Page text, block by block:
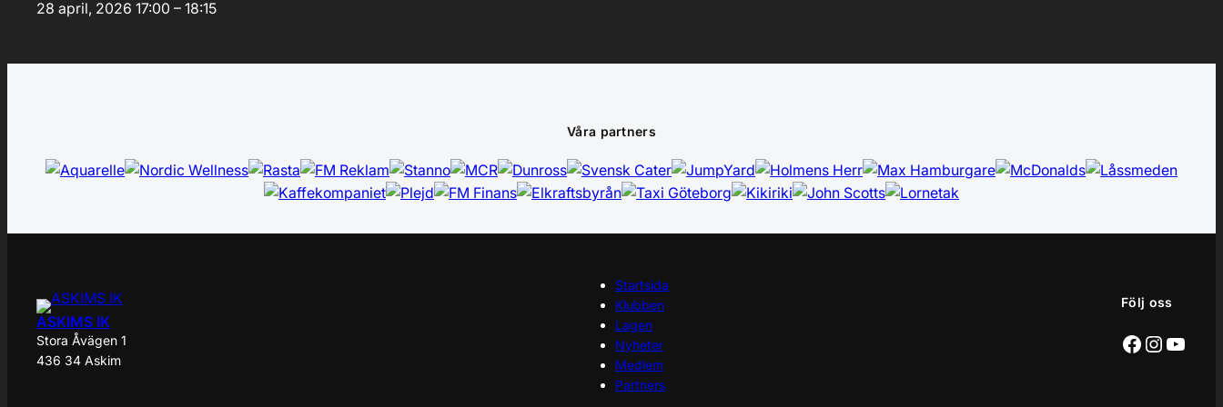
28 april, 2026 17:00 – 18:15
Våra partners
ASKIMS IK
Stora Åvägen 1
436 34 Askim
Startsida
Klubben
Lagen
Nyheter
Medlem
Partners
Följ oss
Facebook